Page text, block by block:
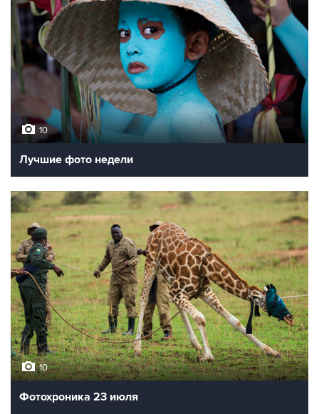
10
Лучшие фото недели
10
Фотохроника 23 июля